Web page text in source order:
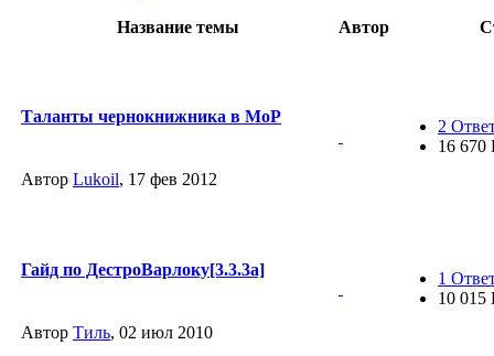
Название темы Автор
Таланты чернокнижника в MoP
Автор Lukoil, 17 фев 2012
2
16 670
Гайд по ДестроВарлоку[3.3.3a]
Автор Тиль, 02 июл 2010
1
10 015